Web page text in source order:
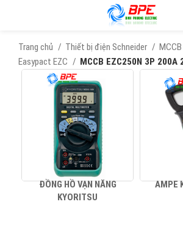
Trang chủ Thiết bị điện Schneider
MCCB
Easypact EZC
MCCB EZC250N 3P 200A
ĐỒNG HỒ VẠN NĂNG
KYORITSU
AMPE